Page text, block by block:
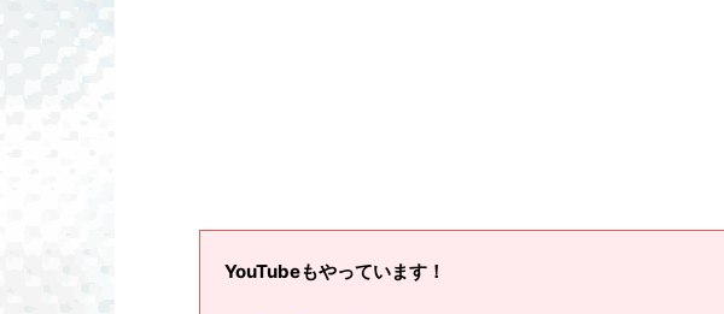
YouTubeもやっています！